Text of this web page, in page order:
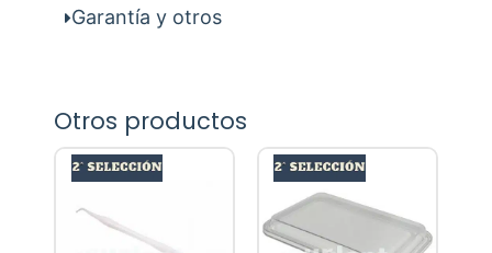
Garantía y otros
Otros productos